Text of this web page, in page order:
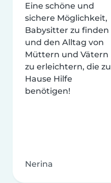
Eine schöne und
sichere Möglichkeit,
Babysitter zu finden
und den Alltag von
Müttern und Vätern
zu erleichtern, die zu
Hause Hilfe
benötigen!
Nerina